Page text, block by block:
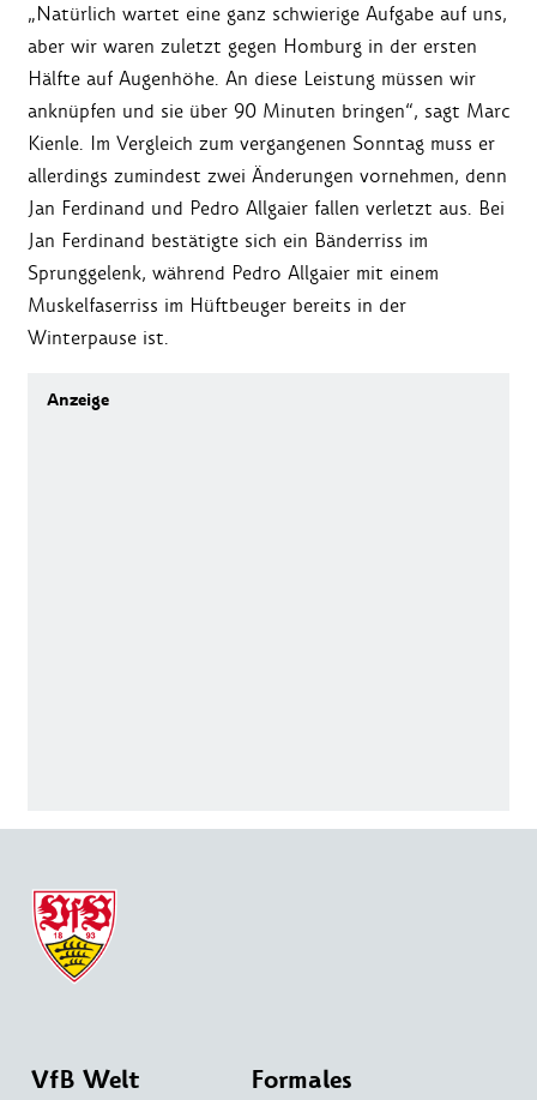
„Natürlich wartet eine ganz schwierige Aufgabe auf uns,
aber wir waren zuletzt gegen Homburg in der ersten
Hälfte auf Augenhöhe. An diese Leistung müssen wir
anknüpfen und sie über 90 Minuten bringen“, sagt Marc
Kienle. Im Vergleich zum vergangenen Sonntag muss er
allerdings zumindest zwei Änderungen vornehmen, denn
Jan Ferdinand und Pedro Allgaier fallen verletzt aus. Bei
Jan Ferdinand bestätigte sich ein Bänderriss im
Sprunggelenk, während Pedro Allgaier mit einem
Muskelfaserriss im Hüftbeuger bereits in der
Winterpause ist.
VfB Welt Formales